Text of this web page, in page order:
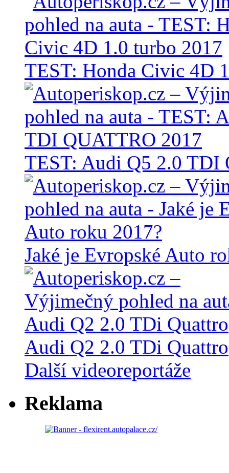
TEST: Honda Civic 4D
TEST: Audi Q5 2.0 TDI
Jaké je Evropské Auto
Audi Q2 2.0 TDi Quattro
Další videoreportáže
Reklama